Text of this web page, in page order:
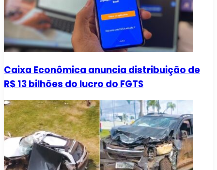
Caixa Econômica anuncia distribuição de
R$ 13 bilhões do lucro do FGTS